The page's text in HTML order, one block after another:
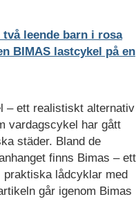
– ett realistiskt alternativ
vardagscykel har gått
städer. Bland de
finns Bimas – ett
lådcyklar med
går igenom Bimas